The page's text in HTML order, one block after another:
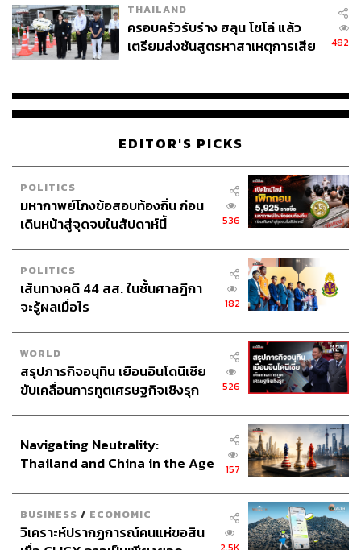
THAILAND
ครอบครัวรับร่าง ฮลุน โซโล่ แล้ว
เตรียมส่งชันสูตรหาสาเหตุการเสีย
482
EDITOR'S PICKS
POLITICS
มหากาพย์โกงข้อสอบท้องถิ่น ก่อน
เดินหน้าสู่จุดจบในสัปดาห์นี้
536
POLITICS
เส้นทางคดี 44 สส. ในชั้นศาลฎีกา
จะรู้ผลเมื่อไร
182
WORLD
สรุปภารกิจอนุทิน เยือนอินโดนีเซีย
ขับเคลื่อนการทูตเศรษฐกิจเชิงรุก
526
Navigating Neutrality:
Thailand and China in the Age
157
BUSINESS / ECONOMIC
วิเคราะห์ปรากฏการณ์คนแห่ขอสิน